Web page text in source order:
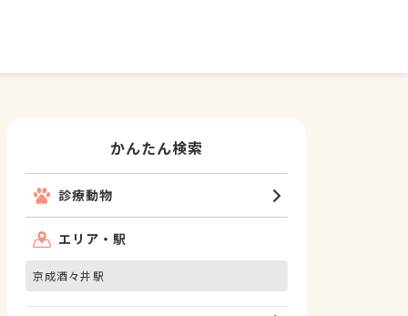
かんたん検索
診療動物
エリア・駅
京成酒々井駅